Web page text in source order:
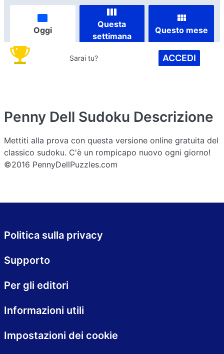
Oggi
Questa
settimana
Questo mese
Sarai tu? ACCEDI
Penny Dell Sudoku Descrizione
Mettiti alla prova con questa versione online gratuita del
classico sudoku. C'è un rompicapo nuovo ogni giorno!
©2016 PennyDellPuzzles.com
Politica sulla privacy
Supporto
Per gli editori
Informazioni utili
Impostazioni dei cookie